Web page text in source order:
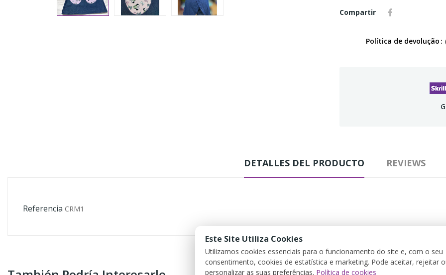
Compartir
Política de devolução
DETALLES DEL PRODUCTO REVIEWS
Referencia CRM1
Este Site Utiliza Cookies
Utilizamos cookies essenciais para o funcionamento do site e, com o seu
consentimento, cookies de estatística e marketing. Pode aceitar, rejeitar
personalizar as suas preferências. Política de cookies